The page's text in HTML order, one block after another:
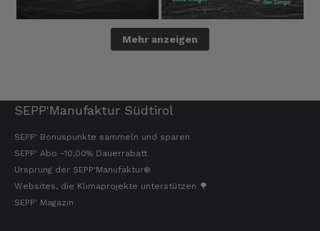
Mehr anzeigen
SEPP'Manufaktur Südtirol
SEPP' Bonuspunkte sammeln und sparen
SEPP' Abo -10,00% Dauerrabatt
Ursprung der SEPP'Manufaktur®
Websites, die Klimaprojekte unterstützen 🌳
SEPP' Magazin